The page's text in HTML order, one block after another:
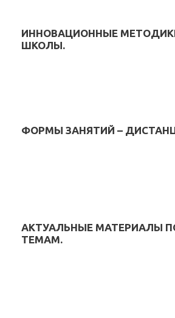
ИННОВАЦИОННЫЕ
ШКОЛЫ.
ФОРМЫ ЗАНЯТИЙ –
АКТУАЛЬНЫЕ МАТЕРИАЛЫ
ТЕМАМ.